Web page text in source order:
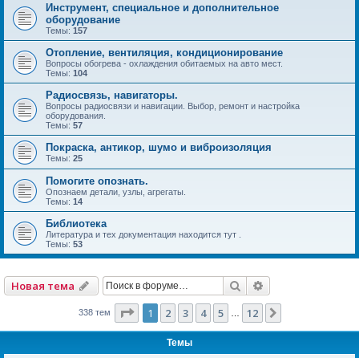
Инструмент, специальное и дополнительное
оборудование
Темы: 157
Отопление, вентиляция, кондиционирование
Вопросы обогрева - охлаждения обитаемых на авто мест.
Темы: 104
Радиосвязь, навигаторы.
Вопросы радиосвязи и навигации. Выбор, ремонт и настройка
оборудования.
Темы: 57
Покраска, антикор, шумо и виброизоляция
Темы: 25
Помогите опознать.
Опознаем детали, узлы, агрегаты.
Темы: 14
Библиотека
Литература и тех документация находится тут .
Темы: 53
Новая тема Поиск
338 тем Страница из 12
1 2 3 4 5 12
Темы